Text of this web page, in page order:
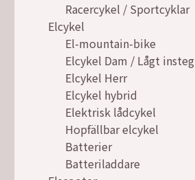
Racercykel / Sportcyklar
Elcykel
El-mountain-bike
Elcykel Dam / Lågt insteg
Elcykel Herr
Elcykel hybrid
Elektrisk lådcykel
Hopfällbar elcykel
Batterier
Batteriladdare